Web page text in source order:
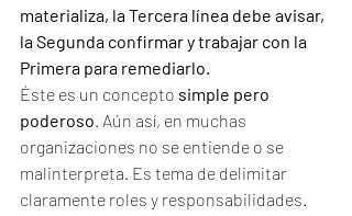
materializa, la Tercera línea debe avisar,
la Segunda confirmar y trabajar con la
Primera para remediarlo.
Éste es un concepto simple pero
poderoso . Aún así, en muchas
organizaciones no se entiende o se
malinterpreta. Es tema de delimitar
claramente roles y responsabilidades.